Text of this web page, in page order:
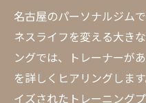
名古屋のパーソナルジム
ネスライフを変える大き
ングでは、トレーナーが
を詳しくヒアリングしま
イズされたトレーニング